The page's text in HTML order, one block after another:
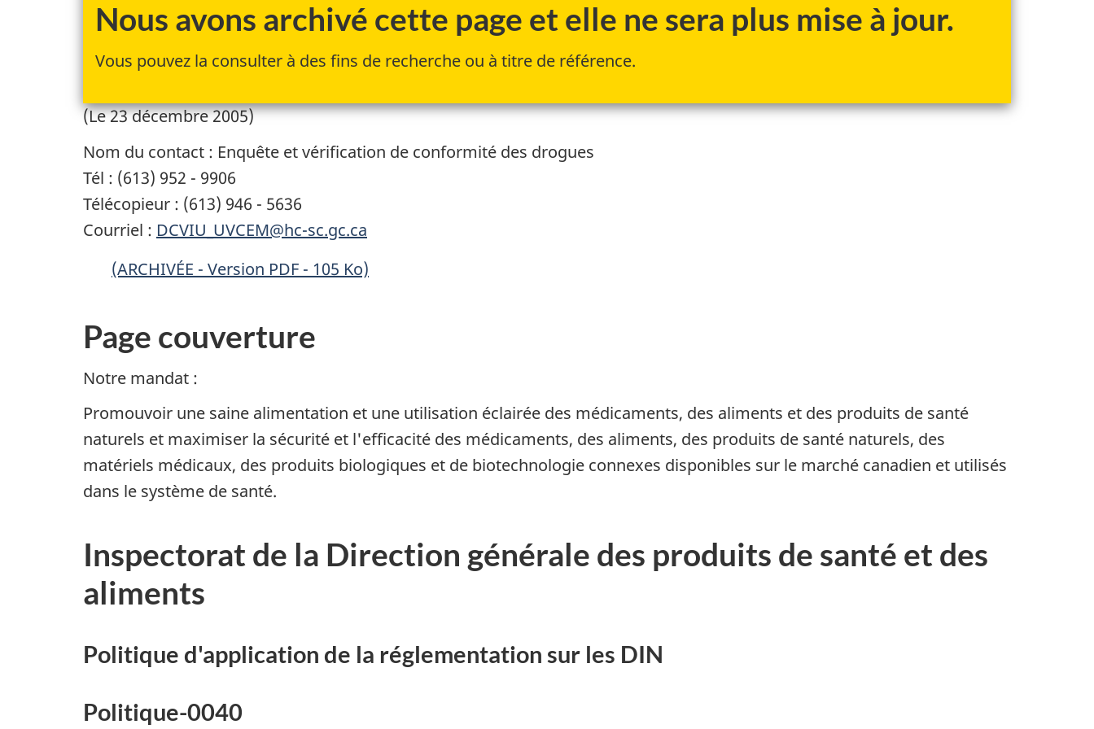
Nous avons archivé cette page et elle ne sera plus mise à jour.
Vous pouvez la consulter à des fins de recherche ou à titre de référence.
(Le 23 décembre 2005)
Nom du contact : Enquête et vérification de conformité des drogues
Tél : (613) 952 - 9906
Télécopieur : (613) 946 - 5636
Courriel : DCVIU_UVCEM@hc-sc.gc.ca
(ARCHIVÉE - Version PDF - 105 Ko)
Page couverture
Notre mandat :
Promouvoir une saine alimentation et une utilisation éclairée des médicaments, des aliments et des produits de santé
naturels et maximiser la sécurité et l'efficacité des médicaments, des aliments, des produits de santé naturels, des
matériels médicaux, des produits biologiques et de biotechnologie connexes disponibles sur le marché canadien et utilisés
dans le système de santé.
Inspectorat de la Direction générale des produits de santé et des
aliments
Politique d'application de la réglementation sur les DIN
Politique-0040